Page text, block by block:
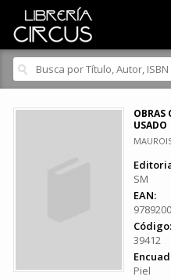
OBRAS
USADO
SM
EAN:
Código:
39412
Piel